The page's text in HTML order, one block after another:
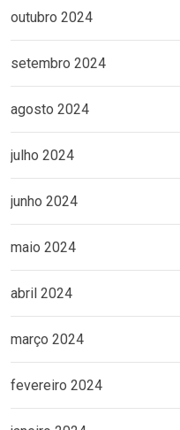
outubro 2024
setembro 2024
agosto 2024
julho 2024
junho 2024
maio 2024
abril 2024
março 2024
fevereiro 2024